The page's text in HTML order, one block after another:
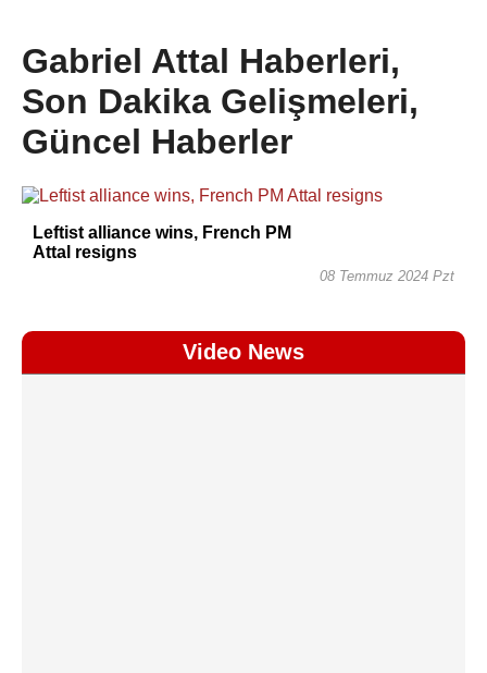
Gabriel Attal Haberleri,
Son Dakika Gelişmeleri,
Güncel Haberler
Leftist alliance wins, French PM
Attal resigns
08 Temmuz 2024 Pzt
Video News